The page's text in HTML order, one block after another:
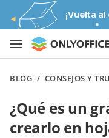
¡Vuelta al
BLOG / CONSEJOS Y
¿Qué es un
crearlo en